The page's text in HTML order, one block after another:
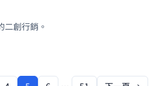
二創行銷。